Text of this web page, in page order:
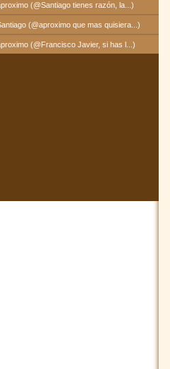
(@Santiago tienes razón, la...)
(@aproximo que mas quisiera...)
(@Francisco Javier, si has l...)